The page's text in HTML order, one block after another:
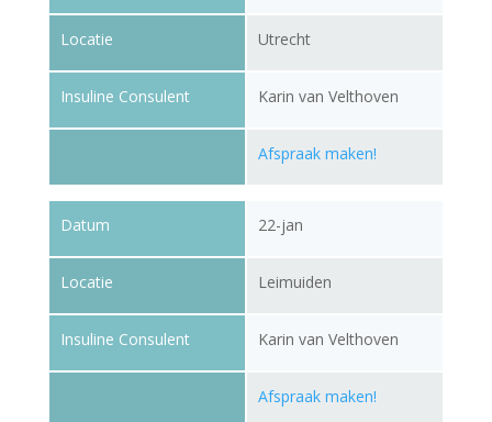
Locatie
Insuline Consulent
Utrecht
Karin van Velthoven
Afspraak maken!
Datum
Locatie
Insuline Consulent
22-jan
Leimuiden
Karin van Velthoven
Afspraak maken!